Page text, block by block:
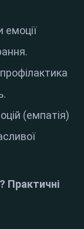
(емпатія)
Практичні